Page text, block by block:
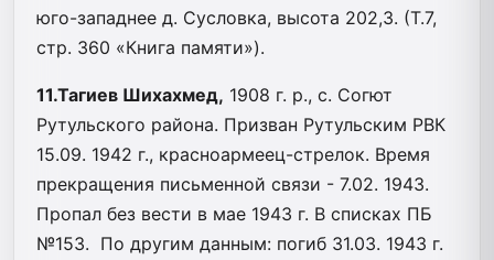
юго-западнее д. Сусловка, высота 202,3. (Т.7,
стр. 360 «Книга памяти»).
11.Тагиев Шихахмед, 1908 г. р., с. Согют
Рутульского района. Призван Рутульским РВК
15.09. 1942 г., красноармеец-стрелок. Время
прекращения письменной связи - 7.02. 1943.
Пропал без вести в мае 1943 г. В списках ПБ
№153. По другим данным: погиб 31.03. 1943 г.